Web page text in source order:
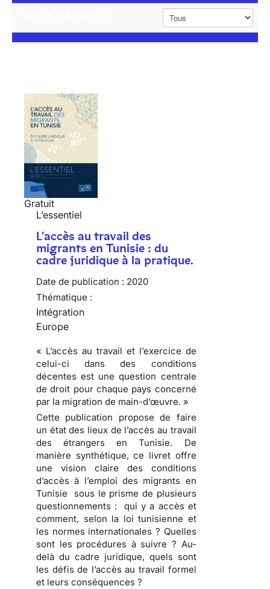
Gratuit
L’essentiel
L'accès au travail des
migrants en Tunisie : du
cadre juridique à la pratique.
Date de publication : 2020
Thématique :
Intégration
Europe
« L’accès au travail et l’exercice de
celui-ci dans des conditions
décentes est une question centrale
de droit pour chaque pays concerné
par la migration de main-d’œuvre. »
Cette publication propose de faire
un état des lieux de l’accès au travail
des étrangers en Tunisie. De
manière synthétique, ce livret offre
une vision claire des conditions
d’accès à l’emploi des migrants en
Tunisie sous le prisme de plusieurs
questionnements : qui y a accès et
comment, selon la loi tunisienne et
les normes internationales ? Quelles
sont les procédures à suivre ? Au-
delà du cadre juridique, quels sont
les défis de l’accès au travail formel
et leurs conséquences ?